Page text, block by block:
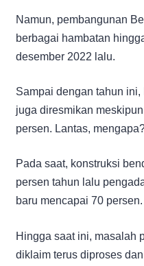
Namun, pembangunan
berbagai hambatan
desember 2022 lalu.
Sampai dengan tahun
juga diresmikan
persen. Lantas,
Pada saat, konstruksi
persen tahun lalu
baru mencapai 70 persen.
Hingga saat ini, masalah
diklaim terus diproses